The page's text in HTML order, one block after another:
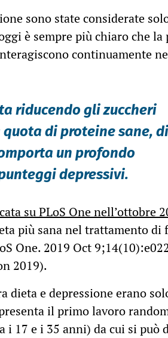
sono state considerate
è sempre più chiaro che la
continuamente
riducendo gli zuccheri
di proteine sane, di
un profondo
depressivi.
su PLoS One nell’ottobre
più sana nel trattamento di
One. 2019 Oct
2019).
dieta e depressione erano
il primo lavoro
17 e i 35 anni) da cui si può